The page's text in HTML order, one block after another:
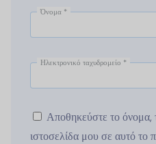
Όνομα *
Ηλεκτρονικό ταχυδρομείο *
Αποθηκεύστε το όνομα,
ιστοσελίδα μου σε αυτό το